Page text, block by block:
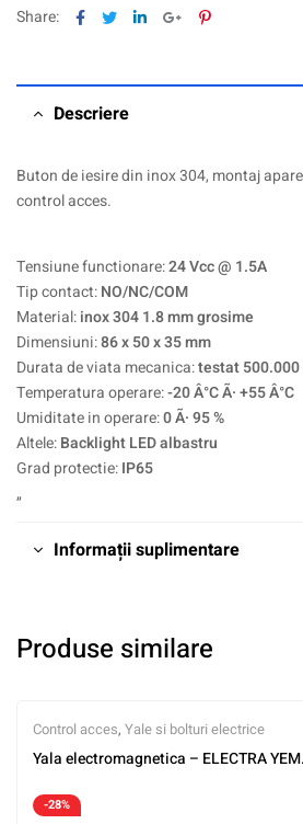
Share: Facebook
TwitterLinkedinGoogle+Pinterest
Descriere
Buton de iesire din inox 304, montaj
control acces.
Tensiune functionare:24 Vcc @ 1.5A
Tip contact:NO/NC/COM
Material:inox 304 1.8 mm grosime
Dimensiuni:86 x 50 x 35 mm
Durata de viata mecanica:testat
Temperatura operare:-20 Â°C Ã· +55 Â°C
Umiditate in operare:0 Ã· 95 %
Altele:Backlight LED albastru
Grad protectie:IP65
„
Informații suplimentare
Produse similare
Control acces, Yale si bolturi electrice
Yala electromagnetica – ELECTRA
-28%